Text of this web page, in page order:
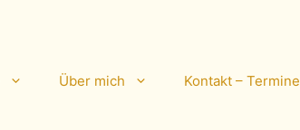
Über mich Kontakt – Termine